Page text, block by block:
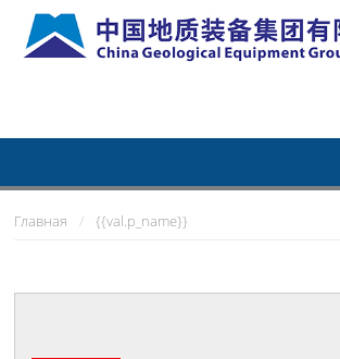
Главная {{val.p_name}}